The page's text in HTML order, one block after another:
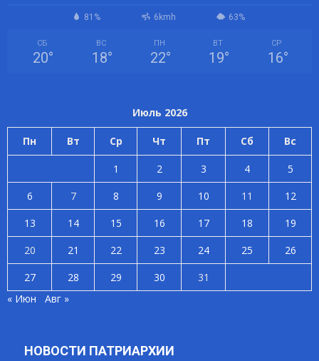
81% 6kmh 63%
СБ
20°
ВС
18°
ПН
22°
ВТ
19°
СР
16°
Июль 2026
Пн Вт Ср Чт Пт Сб Вс
1 2 3 4
5
6
7 8 9 10 11
12
13
14 15 16 17 18
19
20
21 22 23 24 25
26
27
28 29 30
31
« Июн
Авг »
НОВОСТИ ПАТРИАРХИИ